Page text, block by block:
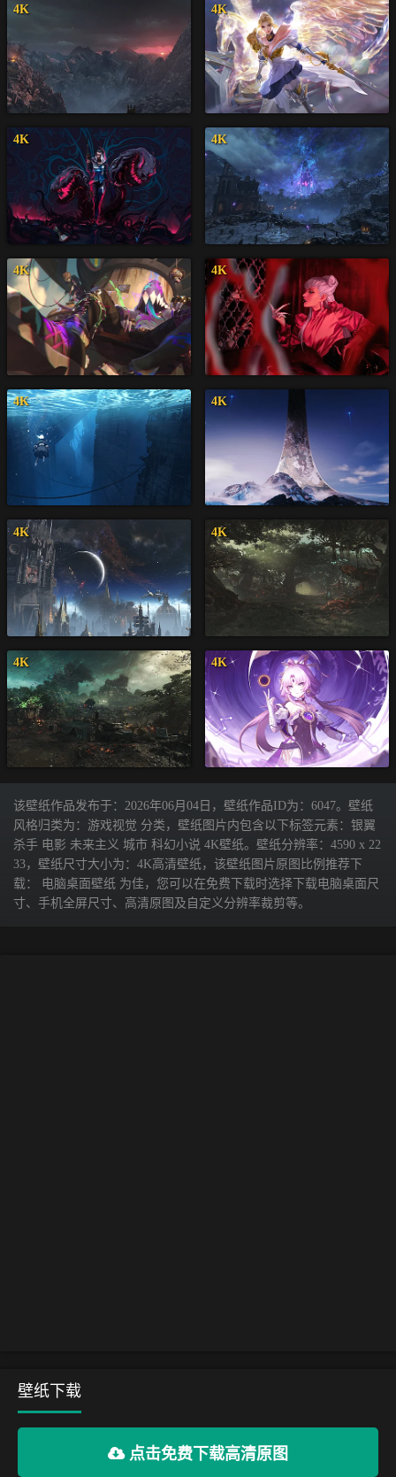
4K 4K
4K 4K
4K 4K
4K 4K
4K 4K
4K 4K
该壁纸作品发布于：2026年06月04日，壁纸作品ID为：6047。壁纸
风格归类为：游戏视觉 分类，壁纸图片内包含以下标签元素：银翼
杀手 电影 未来主义 城市 科幻小说 4K壁纸。壁纸分辨率：4590 x 22
33，壁纸尺寸大小为：4K高清壁纸，该壁纸图片原图比例推荐下
载： 电脑桌面壁纸 为佳，您可以在免费下载时选择下载电脑桌面尺
寸、手机全屏尺寸、高清原图及自定义分辨率裁剪等。
壁纸下载
点击免费下载高清原图